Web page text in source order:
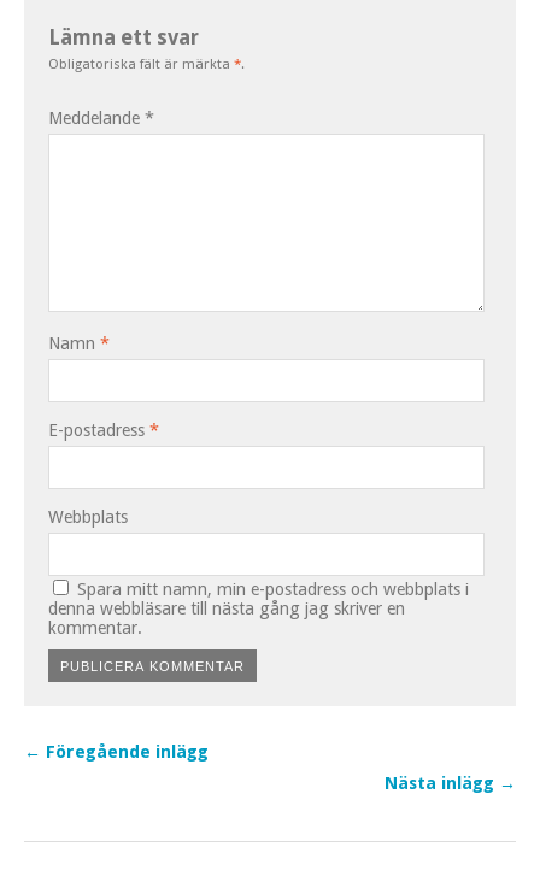
Lämna ett svar
Obligatoriska fält är märkta *.
Meddelande *
Namn *
E-postadress *
Webbplats
Spara mitt namn, min e-postadress och webbplats i
denna webbläsare till nästa gång jag skriver en
kommentar.
← Föregående inlägg
Nästa inlägg →